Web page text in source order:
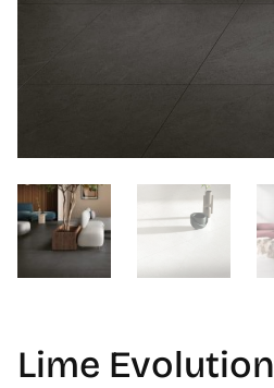
Lime Evolution